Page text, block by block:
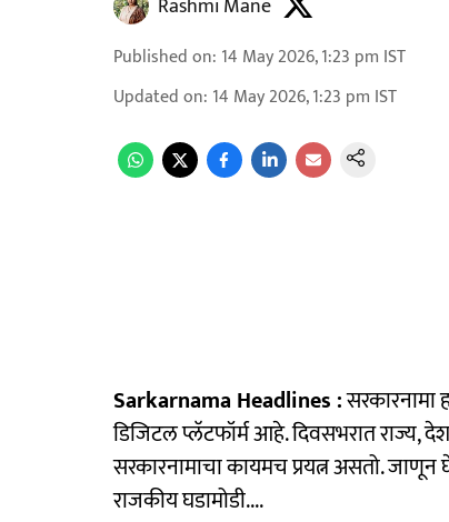
Rashmi Mane
Published on: 14 May 2026, 1:23 pm IST
Updated on: 14 May 2026, 1:23 pm IST
Sarkarnama Headlines :सरकारनामा
डिजिटल प्लॅटफॉर्म आहे. दिवसभरात राज्य,
सरकारनामाचा कायमच प्रयत्न असतो.
राजकीय घडामोडी....